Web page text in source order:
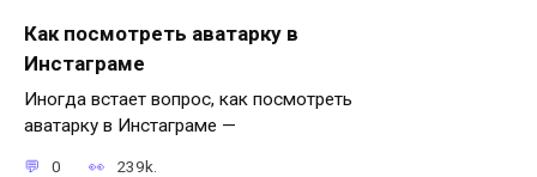
Как посмотреть аватарку в
Инстаграме
Иногда встает вопрос, как посмотреть
аватарку в Инстаграме —
0 239k.